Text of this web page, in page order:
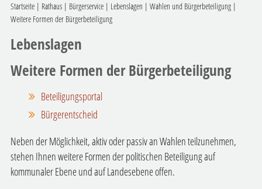
Startseite| Rathaus| Bürgerservice| Lebenslagen | Wahlen und Bürgerbeteiligung|
Weitere Formen der Bürgerbeteiligung
Lebenslagen
Weitere Formen der Bürgerbeteiligung
Beteiligungsportal
Bürgerentscheid
Neben der Möglichkeit, aktiv oder passiv an Wahlen teilzunehmen,
stehen Ihnen weitere Formen der politischen Beteiligung auf
kommunaler Ebene und auf Landesebene offen.